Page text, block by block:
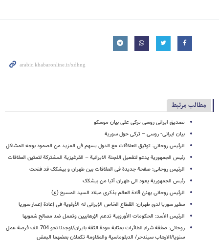
مطالب مرتبط
تصدیق ایرانی روسی ترکی علی بیان موسکو
بیان ایرانی- روسی – ترکی حول سوریة
الرئیس روحانی: توثیق العلاقات مع الدول یسهم فی المزید من الصمود بوجه المشاکل
رئیس الجمهوریة یدعو لتفعیل اللجنة الایرانیة – القرغیزیة المشترکة لتمتین العلاقات
الرئیس روحانی: صفحة جدیدة فی العلاقات بین طهران و بیشکک قد فتحت
رئیس الجمهوریة یعود الی طهران آتیا من بیشکک
الرئیس روحانی یهنئ قادة العالم بذکری میلاد السید المسیح (ع)
سفیر سوریا لدی طهران: القطاع الخاص الإیرانی له الأولویة فی إعادة إعمار سوریا
الرئیس الأسد: الحکومات الأوروبیة تدعم الإرهابیین وتعمل ضد مصالح شعوبها
روحانی: صفقة شراء الطائرات بمثابة عودة الثقة بایران/اوجدنا نحو 704 الف فرصة عمل
سنویا/الارهاب سیندحر/ الدبلوماسیة والمقاومة تکملان بعضهما البعض